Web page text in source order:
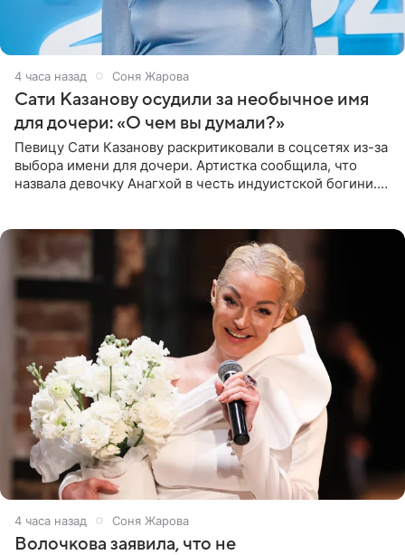
4 часа назад Соня Жарова
Сати Казанову осудили за необычное имя
для дочери: «О чем вы думали?»
Певицу Сати Казанову раскритиковали в соцсетях из-за
выбора имени для дочери. Артистка сообщила, что
назвала девочку Анагхой в честь индуистской богини.
4 часа назад Соня Жарова
Волочкова заявила, что не